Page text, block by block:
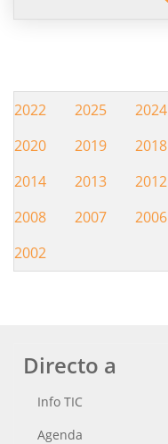
Hemeroteca
2022 2025 2024
2020
2019 2018
2014
2013 2012
2008
2007 2006
2002
Directo a
Info TIC
Agenda